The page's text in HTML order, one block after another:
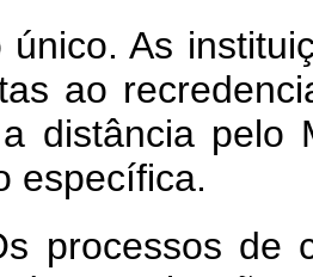
único. As
ao
distância pelo
específica.
processos de